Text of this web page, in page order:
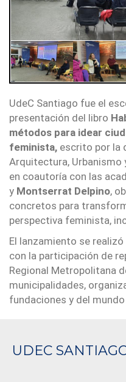
UdeC Santiago fue el
presentación del libro
métodos para idear
feminista, escrito por la
Arquitectura, Urbanismo
en coautoría con las
y Montserrat Delpino,
concretos para
perspectiva feminista,
El lanzamiento se
con la participación de
Regional Metropolitana
municipalidades,
fundaciones y del
UDEC